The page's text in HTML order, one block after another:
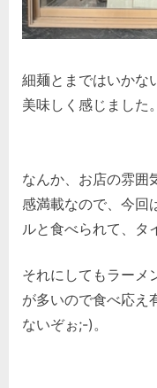
細麺とまではいかな
美味しく感じました。
なんか、お店の雰囲
感満載なので、今回
ルと食べられて、タ
それにしてもラーメ
が多いので食べ応え
ないぞぉ;-)。